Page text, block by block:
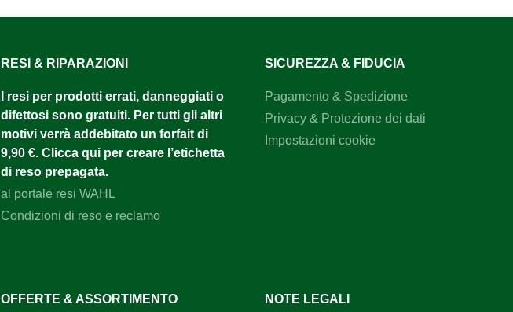
RESI & RIPARAZIONI
I resi per prodotti errati, danneggiati o
difettosi sono gratuiti. Per tutti gli altri
motivi verrà addebitato un forfait di
9,90 €. Clicca qui per creare l’etichetta
di reso prepagata.
al portale resi WAHL
Condizioni di reso e reclamo
SICUREZZA & FIDUCIA
Pagamento & Spedizione
Privacy & Protezione dei dati
Impostazioni cookie
OFFERTE & ASSORTIMENTO NOTE LEGALI